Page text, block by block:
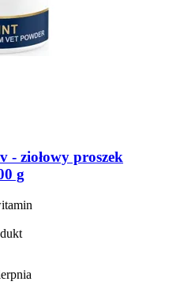
-​ ziołowy proszek
g